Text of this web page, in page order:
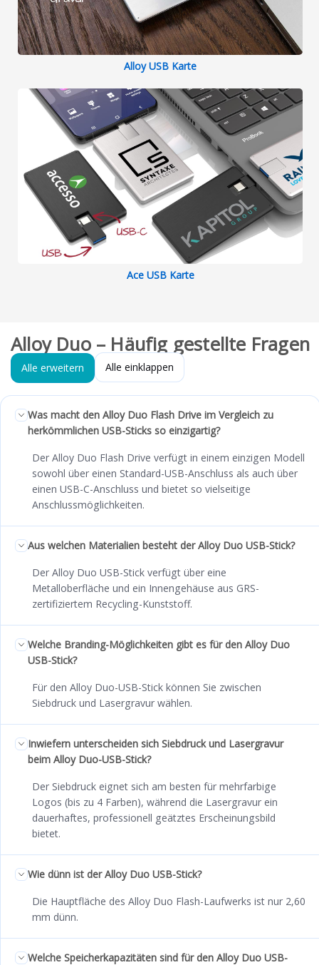
Alloy USB Karte
Ace USB Karte
Alloy Duo – Häufig gestellte Fragen
Alle erweitern Alle einklappen
Was macht den Alloy Duo Flash Drive im Vergleich zu
herkömmlichen USB-Sticks so einzigartig?
Der Alloy Duo Flash Drive verfügt in einem einzigen Modell
sowohl über einen Standard-USB-Anschluss als auch über
einen USB-C-Anschluss und bietet so vielseitige
Anschlussmöglichkeiten.
Aus welchen Materialien besteht der Alloy Duo USB-Stick?
Der Alloy Duo USB-Stick verfügt über eine
Metalloberfläche und ein Innengehäuse aus GRS-
zertifiziertem Recycling-Kunststoff.
Welche Branding-Möglichkeiten gibt es für den Alloy Duo
USB-Stick?
Für den Alloy Duo-USB-Stick können Sie zwischen
Siebdruck und Lasergravur wählen.
Inwiefern unterscheiden sich Siebdruck und Lasergravur
beim Alloy Duo-USB-Stick?
Der Siebdruck eignet sich am besten für mehrfarbige
Logos (bis zu 4 Farben), während die Lasergravur ein
dauerhaftes, professionell geätztes Erscheinungsbild
bietet.
Wie dünn ist der Alloy Duo USB-Stick?
Die Hauptfläche des Alloy Duo Flash-Laufwerks ist nur 2,60
mm dünn.
Welche Speicherkapazitäten sind für den Alloy Duo USB-